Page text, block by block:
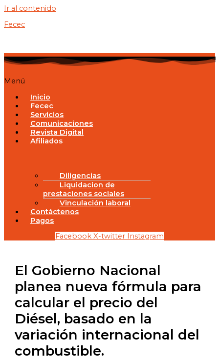
Ir al contenido
Fecec
Menú
Inicio
Fecec
Servicios
Comunicaciones
Revista Digital
Afiliados
Diligencias
Liquidacion de
prestaciones sociales
Vinculación laboral
Contáctenos
Pagos
Facebook X-twitter Instagram
El Gobierno Nacional
planea nueva fórmula para
calcular el precio del
Diésel, basado en la
variación internacional del
combustible.